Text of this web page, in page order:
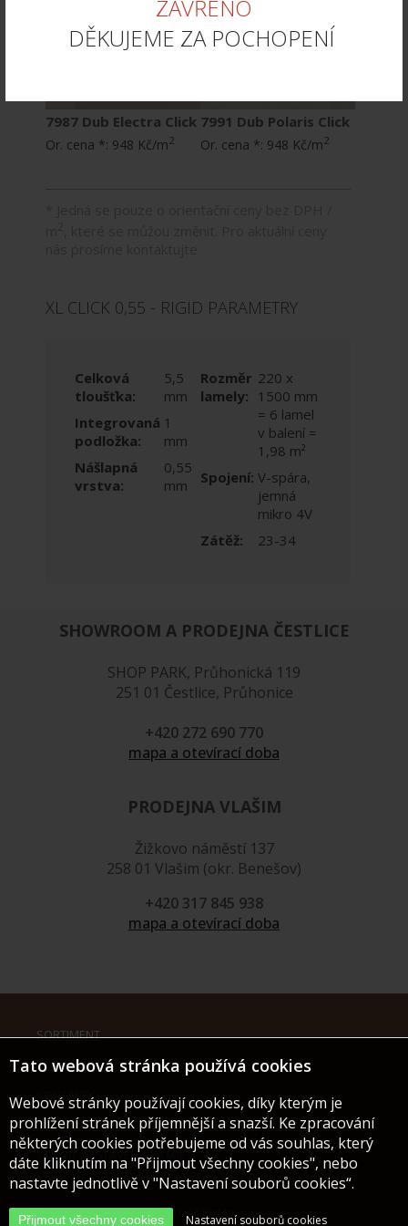
ZAVŘENO
DĚKUJEME ZA POCHOPENÍ
Tato webová stránka používá cookies
Webové stránky používají cookies, díky kterým je
prohlížení stránek příjemnější a snazší. Ke zpracování
některých cookies potřebujeme od vás souhlas, který
dáte kliknutím na "Přijmout všechny cookies", nebo
nastavte jednotlivě v "Nastavení souborů cookies“.
Přijmout všechny cookies Nastavení souborů cookies
7987 Dub Electra Click
Or. cena *: 948 Kč/m2
7991 Dub Polaris Click
Or. cena *: 948 Kč/m2
XL CLICK 0,55 - RIGID PARAMETRY
Celková
tloušťka:
5,5
mm
Integrovaná
podložka:
1
mm
Nášlapná
vrstva:
0,55
mm
Rozměr
lamely:
220 x
1500 mm
= 6 lamel
v balení =
1,98 m²
Spojení: V-spára,
jemná
mikro 4V
Zátěž:
23-34
SHOWROOM A PRODEJNA ČESTLICE
SHOP PARK, Průhonická 119
251 01 Čestlice, Průhonice
+420 272 690 770
mapa a otevírací doba
PRODEJNA VLAŠIM
Žižkovo náměstí 137
258 01 Vlašim (okr. Benešov)
+420 317 845 938
mapa a otevírací doba
SORTIMENT
REFERENCE
KONTAKTY
INFORMACE O ZPRACOVÁNÍ A OCHRANĚ OSOBNÍCH ÚDAJŮ
ZMĚNIT NASTAVENÍ COOKIES
© 2019 HT Parket CZ s.r.o. All Rights